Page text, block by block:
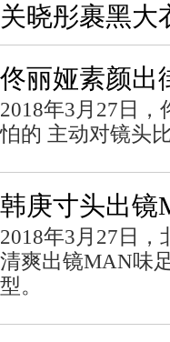
关晓彤裹黑大
佟丽娅素颜出
2018年3月27日
怕的 主动对镜头
韩庚寸头出镜
2018年3月27日
清爽出镜MAN味
型。